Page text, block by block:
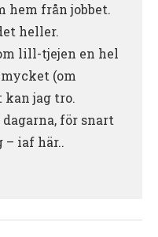
hem från jobbet.
heller.
lill-tjejen en hel
(om
kan jag tro.
för snart
– iaf här..